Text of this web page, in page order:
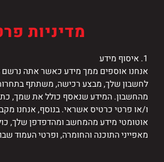
מדיניות
1. איסוף מידע
אנחנו אוספים ממך מידע כאשר אתה
לחשבון שלך, מבצע רכישה, משתתף
מהחשבון. המידע שנאסף כולל את שמך,
ו/או פרטי כרטיס אשראי. בנוסף, אנחנו
מאפייני התוכנה והחומרה, ופרטי העמוד